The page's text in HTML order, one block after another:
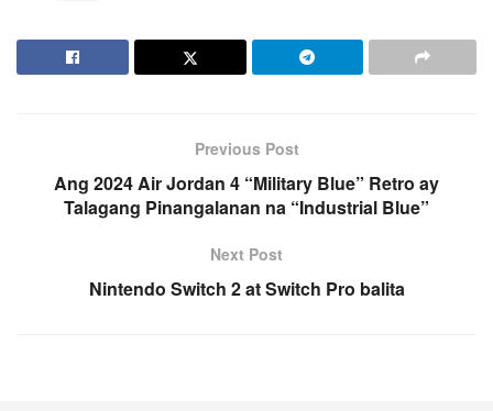
Previous Post
Ang 2024 Air Jordan 4 “Military Blue” Retro ay
Talagang Pinangalanan na “Industrial Blue”
Next Post
Nintendo Switch 2 at Switch Pro balita